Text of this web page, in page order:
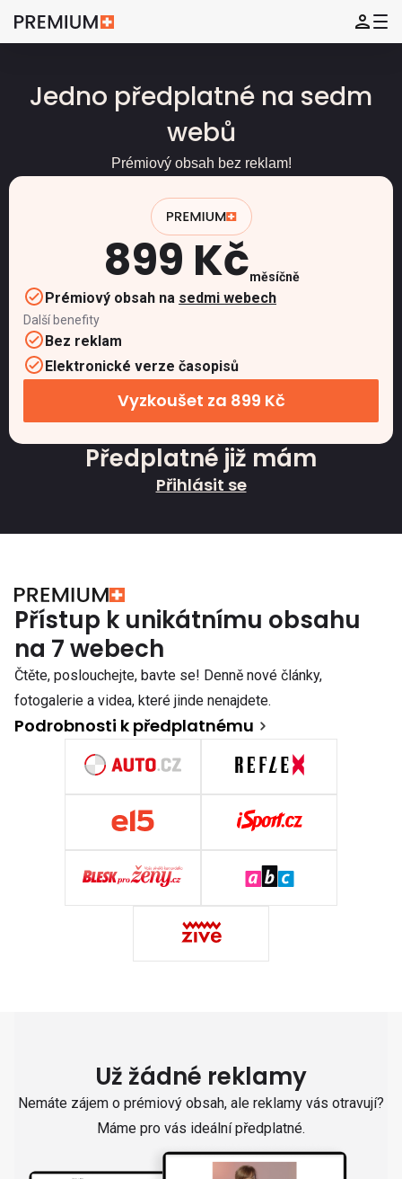
Jedno předplatné na sedm
webů
Prémiový obsah bez reklam!
899 Kčměsíčně
Prémiový obsah na sedmi webech
Další benefity
Bez reklam
Elektronické verze časopisů
Vyzkoušet za 899 Kč
Předplatné již mám
Přihlásit se
Přístup k unikátnímu obsahu
na 7 webech
Čtěte, poslouchejte, bavte se! Denně nové články,
fotogalerie a videa, které jinde nenajdete.
Podrobnosti k předplatnému
Už žádné reklamy
Nemáte zájem o prémiový obsah, ale reklamy vás otravují?
Máme pro vás ideální předplatné.